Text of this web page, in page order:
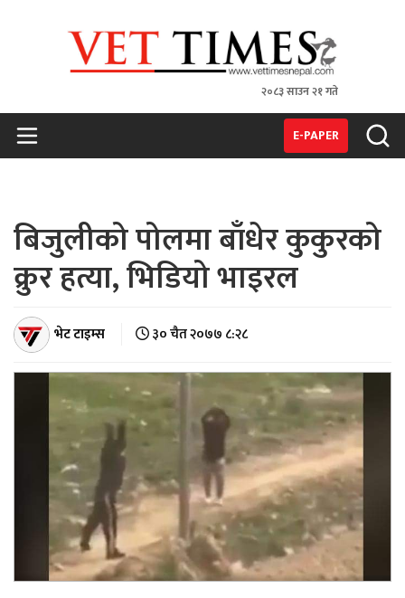
२०८३ साउन २१ गते
E-PAPER
बिजुलीको पोलमा बाँधेर कुकुरको
क्रुर हत्या, भिडियो भाइरल
भेट टाइम्स ३० चैत २०७७ ८:२८